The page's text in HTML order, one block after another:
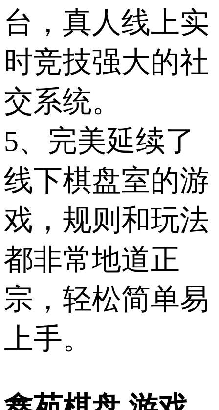
台，真人线上实
时竞技强大的社
交系统。
5、完美延续了
线下棋盘室的游
戏，规则和玩法
都非常地道正
宗，轻松简单易
上手。